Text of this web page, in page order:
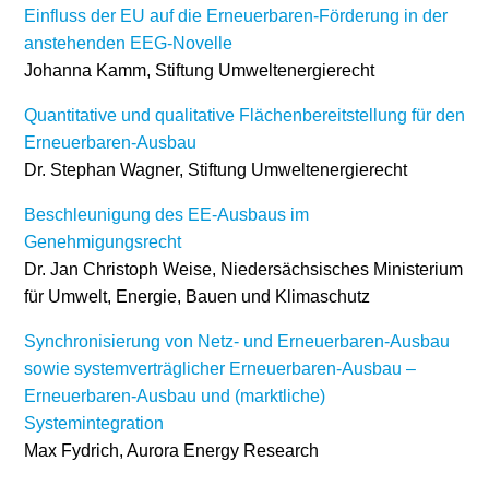
Einfluss der EU auf die Erneuerbaren-Förderung in der
anstehenden EEG-Novelle
Johanna Kamm, Stiftung Umweltenergierecht
Quantitative und qualitative Flächenbereitstellung für den
Erneuerbaren-Ausbau
Dr. Stephan Wagner, Stiftung Umweltenergierecht
Beschleunigung des EE-Ausbaus im
Genehmigungsrecht
Dr. Jan Christoph Weise, Niedersächsisches Ministerium
für Umwelt, Energie, Bauen und Klimaschutz
Synchronisierung von Netz- und Erneuerbaren-Ausbau
sowie systemverträglicher Erneuerbaren-Ausbau –
Erneuerbaren-Ausbau und (marktliche)
Systemintegration
Max Fydrich, Aurora Energy Research